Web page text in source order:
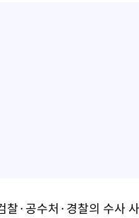
·공수처·경찰의 수사